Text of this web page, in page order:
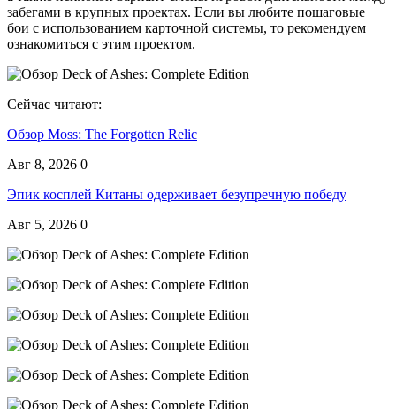
забегами в крупных проектах. Если вы любите пошаговые
бои с использованием карточной системы, то рекомендуем
ознакомиться с этим проектом.
Сейчас читают:
Обзор Moss: The Forgotten Relic
Авг 8, 2026 0
Эпик косплей Китаны одерживает безупречную победу
Авг 5, 2026 0